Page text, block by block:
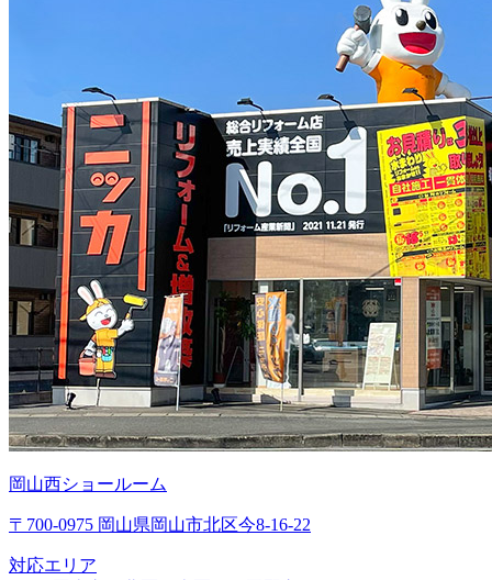
岡山西ショールーム
〒700-0975 岡山県岡山市北区今8-16-22
対応エリア